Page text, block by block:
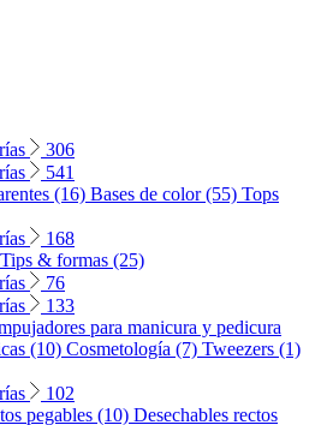
306
541
(16) Bases de color (55) Tops
168
Tips & formas (25)
76
133
para manicura y pedicura
(10) Cosmetología (7) Tweezers (1)
102
pegables (10) Desechables rectos